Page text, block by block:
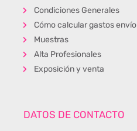
Condiciones Generales
Cómo calcular gastos envío
Muestras
Alta Profesionales
Exposición y venta
DATOS DE CONTACTO